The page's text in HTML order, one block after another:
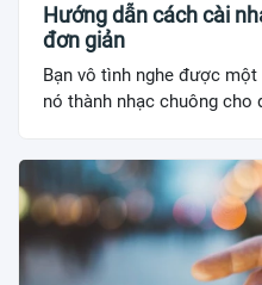
Hướng dẫn cách cài
đơn giản
Bạn vô tình nghe được
nó thành nhạc chuông cho